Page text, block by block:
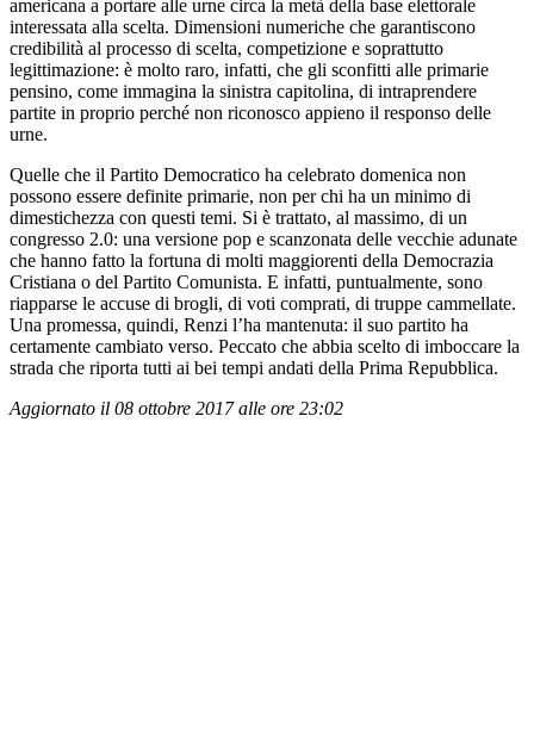
americana a portare alle urne circa la metà della base elettorale
interessata alla scelta. Dimensioni numeriche che garantiscono
credibilità al processo di scelta, competizione e soprattutto
legittimazione: è molto raro, infatti, che gli sconfitti alle primarie
pensino, come immagina la sinistra capitolina, di intraprendere
partite in proprio perché non riconosco appieno il responso delle
urne.
Quelle che il Partito Democratico ha celebrato domenica non
possono essere definite primarie, non per chi ha un minimo di
dimestichezza con questi temi. Si è trattato, al massimo, di un
congresso 2.0: una versione pop e scanzonata delle vecchie adunate
che hanno fatto la fortuna di molti maggiorenti della Democrazia
Cristiana o del Partito Comunista. E infatti, puntualmente, sono
riapparse le accuse di brogli, di voti comprati, di truppe cammellate.
Una promessa, quindi, Renzi l’ha mantenuta: il suo partito ha
certamente cambiato verso. Peccato che abbia scelto di imboccare la
strada che riporta tutti ai bei tempi andati della Prima Repubblica.
Aggiornato il 08 ottobre 2017 alle ore 23:02